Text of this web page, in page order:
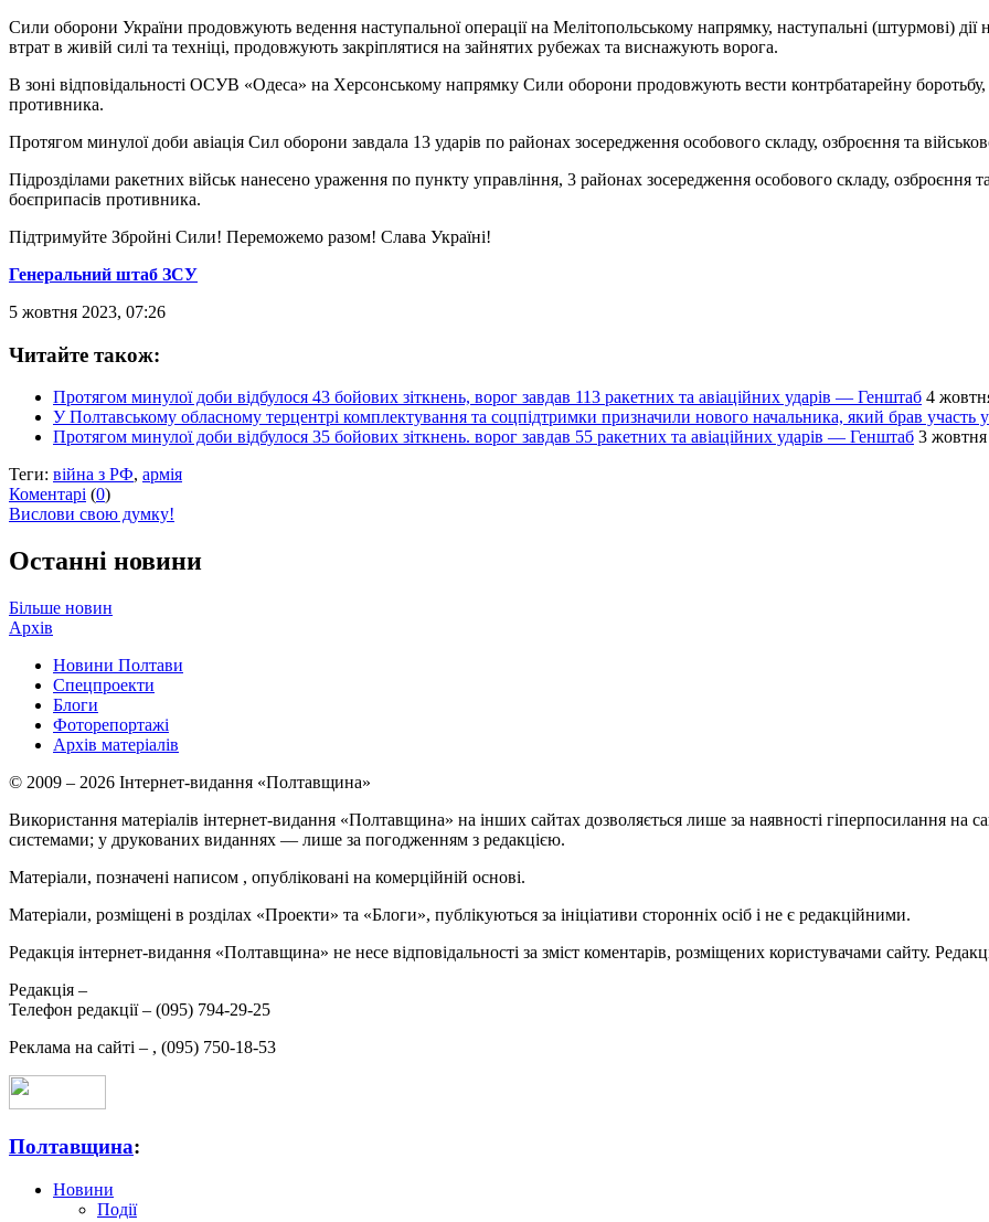
Сили оборони України продовжують ведення наступальної операції на Мелітопольському напрямку, наступальні (штурмові)
втрат в живій силі та техніці, продовжують закріплятися на зайнятих рубежах та виснажують ворога.
В зоні відповідальності ОСУВ «Одеса» на Херсонському напрямку Сили оборони продовжують вести контрбатарейну
противника.
Протягом минулої доби авіація Сил оборони завдала 13 ударів по районах зосередження особового складу, озброєння та
Підрозділами ракетних військ нанесено ураження по пункту управління, 3 районах зосередження особового складу, озброєння
боєприпасів противника.
Підтримуйте Збройні Сили! Переможемо разом! Слава Україні!
Генеральний штаб ЗСУ
5 жовтня 2023, 07:26
Читайте також:
Протягом минулої доби відбулося 43 бойових зіткнень, ворог завдав 113 ракетних та авіаційних ударів — Генштаб 4
У Полтавському обласному терцентрі комплектування та соцпідтримки призначили нового начальника, який брав участь
Протягом минулої доби відбулося 35 бойових зіткнень. ворог завдав 55 ракетних та авіаційних ударів — Генштаб 3
Теги: війна з РФ, армія
Коментарі (0)
Вислови свою думку!
Останні новини
Більше новин
Архів
Новини Полтави
Спецпроекти
Блоги
Фоторепортажі
Архів матеріалів
© 2009 – 2026 Інтернет-видання «Полтавщина»
Використання матеріалів інтернет-видання «Полтавщина» на інших сайтах дозволяється лише за наявності гіперпосилання на
системами; у друкованих виданнях — лише за погодженням з редакцією.
Матеріали, позначені написом , опубліковані на комерційній основі.
Матеріали, розміщені в розділах «Проекти» та «Блоги», публікуються за ініціативи сторонніх осіб і не є редакційними.
Редакція інтернет-видання «Полтавщина» не несе відповідальності за зміст коментарів, розміщених користувачами сайту.
Редакція –
Телефон редакції – (095) 794-29-25
Реклама на сайті – , (095) 750-18-53
Полтавщина:
Новини
Події